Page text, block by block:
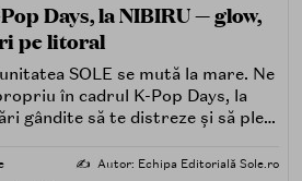
Days, la NIBIRU — glow,
pe litoral
SOLE se mută la mare. Ne
în cadrul K-Pop Days, la
gândite să te distreze și să pleci
✍️ Autor: Echipa Editorială Sole.ro